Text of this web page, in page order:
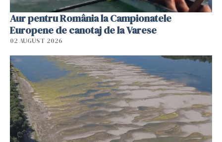
Aur pentru România la Campionatele
Europene de canotaj de la Varese
02 AUGUST 2026